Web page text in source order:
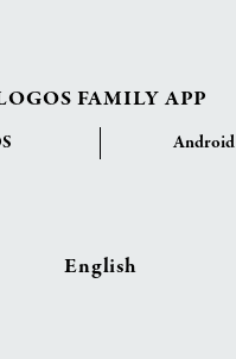
FAMILY APP
Android
English